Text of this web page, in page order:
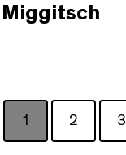
Miggitsch
1 2 3